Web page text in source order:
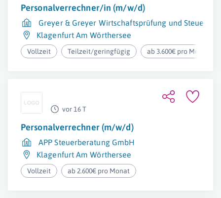
Personalverrechner/in (m/w/d)
Greyer & Greyer Wirtschaftsprüfung und
Klagenfurt Am Wörthersee
Vollzeit Teilzeit/geringfügig ab 3.600€ pro Monat
vor 16 T
Personalverrechner (m/w/d)
APP Steuerberatung GmbH
Klagenfurt Am Wörthersee
Vollzeit ab 2.600€ pro Monat